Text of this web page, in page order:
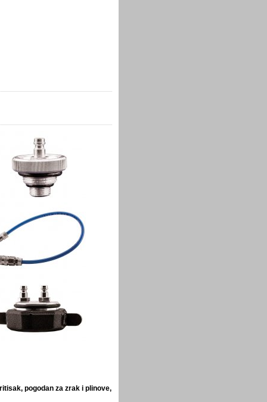
pogodan za zrak i plinove,